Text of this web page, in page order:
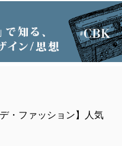
・ファッション】人気